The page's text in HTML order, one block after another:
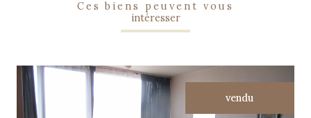
ces biens peuvent vous
intéresser
vendu